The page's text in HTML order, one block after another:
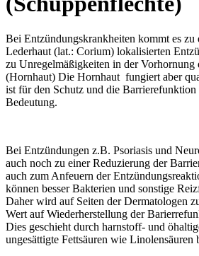
Bei Entzündungskrankheiten kommt es zu
Lederhaut (lat.: Corium) lokalisierten
zu Unregelmäßigkeiten in der Vorhornung
(Hornhaut) Die Hornhaut fungiert aber
ist für den Schutz und die
Bedeutung.
Bei Entzündungen z.B. Psoriasis und
auch noch zu einer Reduzierung der
auch zum Anfeuern der
können besser Bakterien und sonstige
Daher wird auf Seiten der Dermatologen
Wert auf Wiederherstellung der
Dies geschieht durch harnstoff- und
ungesättigte Fettsäuren wie Linolensäuren